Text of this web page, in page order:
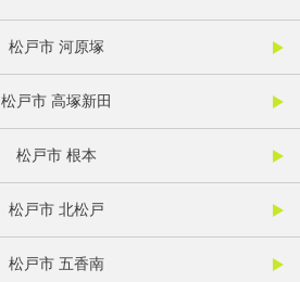
松戸市 河原塚
松戸市 高塚新田
松戸市 根本
松戸市 北松戸
松戸市 五香南